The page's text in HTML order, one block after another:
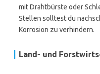
mit Drahtbürste oder
Stellen solltest du
Korrosion zu verhindern.
Land- und